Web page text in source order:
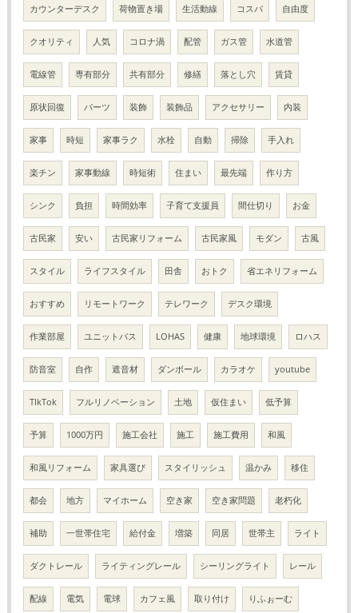
カウンターデスク 荷物置き場 生活動線 コスパ 自由度
クオリティ 人気 コロナ渦 配管 ガス管 水道管
電線管 専有部分 共有部分 修繕 落とし穴 賃貸
原状回復 パーツ 装飾 装飾品 アクセサリー 内装
家事 時短 家事ラク 水栓 自動 掃除 手入れ
楽チン 家事動線 時短術 住まい 最先端 作り方
シンク 負担 時間効率 子育て支援員 間仕切り お金
古民家 安い 古民家リフォーム 古民家風 モダン 古風
スタイル ライフスタイル 田舎 おトク 省エネリフォーム
おすすめ リモートワーク テレワーク デスク環境
作業部屋 ユニットバス LOHAS 健康 地球環境 ロハス
防音室 自作 遮音材 ダンボール カラオケ youtube
TIkTok フルリノベーション 土地 仮住まい 低予算
予算 1000万円 施工会社 施工 施工費用 和風
和風リフォーム 家具選び スタイリッシュ 温かみ 移住
都会 地方 マイホーム 空き家 空き家問題 老朽化
補助 一世帯住宅 給付金 増築 同居 世帯主 ライト
ダクトレール ライティングレール シーリングライト レール
配線 電気 電球 カフェ風 取り付け りふぉーむ